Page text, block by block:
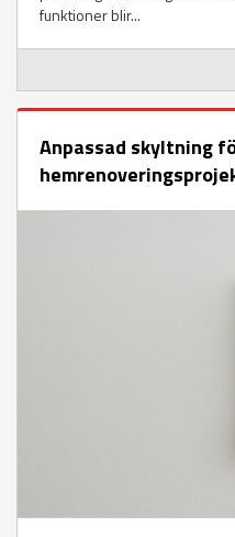
funktioner blir...
Anpassad skyltning